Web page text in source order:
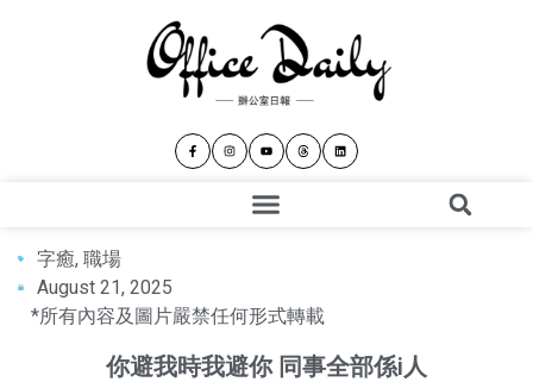
字癒, 職場
August 21, 2025
*所有內容及圖片嚴禁任何形式轉載
你避我時我避你 同事全部係i人